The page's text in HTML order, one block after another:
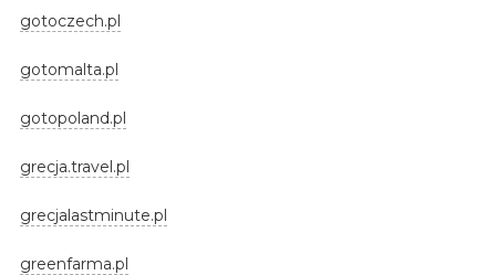
gotoczech.pl
gotomalta.pl
gotopoland.pl
grecja.travel.pl
grecjalastminute.pl
greenfarma.pl